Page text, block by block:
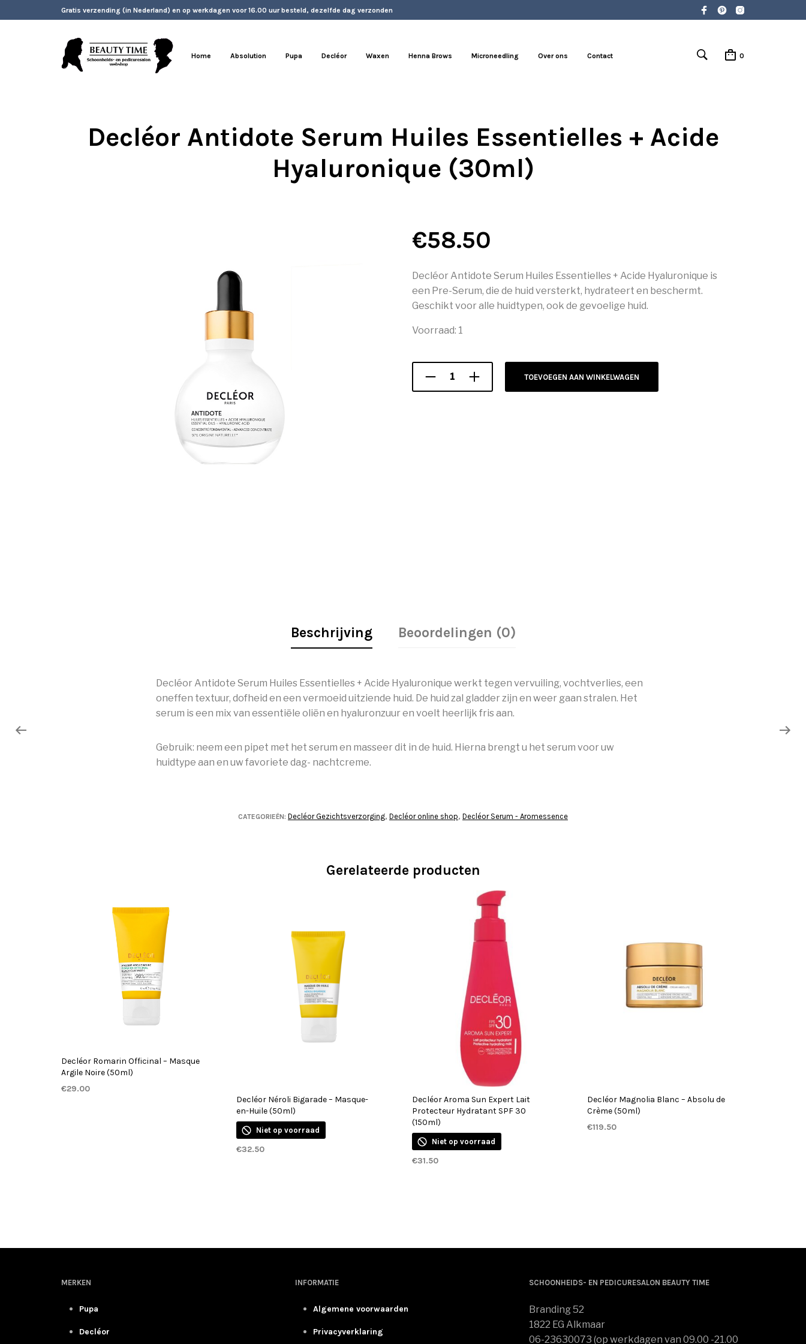
Gratis verzending (in Nederland) en op werkdagen voor 16.00 uur besteld, dezelfde dag verzonden
Home Absolution Pupa Decléor Waxen Henna Brows Microneedling Over ons Contact 0
Decléor Antidote Serum Huiles Essentielles + Acide
Hyaluronique (30ml)
€58.50
Decléor Antidote Serum Huiles Essentielles + Acide Hyaluronique is
een Pre-Serum, die de huid versterkt, hydrateert en beschermt.
Geschikt voor alle huidtypen, ook de gevoelige huid.
Voorraad: 1
TOEVOEGEN AAN WINKELWAGEN
Beschrijving Beoordelingen (0)
Decléor Antidote Serum Huiles Essentielles + Acide Hyaluronique werkt tegen vervuiling, vochtverlies, een
oneffen textuur, dofheid en een vermoeid uitziende huid. De huid zal gladder zijn en weer gaan stralen. Het
serum is een mix van essentiële oliën en hyaluronzuur en voelt heerlijk fris aan.
Gebruik: neem een pipet met het serum en masseer dit in de huid. Hierna brengt u het serum voor uw
huidtype aan en uw favoriete dag- nachtcreme.
CATEGORIEËN: Decléor Gezichtsverzorging, Decléor online shop, Decléor Serum - Aromessence
Gerelateerde producten
Decléor Romarin Officinal – Masque
Argile Noire (50ml)
€29.00
Decléor Néroli Bigarade – Masque-
en-Huile (50ml)
Niet op voorraad
€32.50
Decléor Aroma Sun Expert Lait
Protecteur Hydratant SPF 30
(150ml)
Niet op voorraad
€31.50
Decléor Magnolia Blanc – Absolu de
Crème (50ml)
€119.50
MERKEN
Pupa
Decléor
INFORMATIE
Algemene voorwaarden
Privacyverklaring
SCHOONHEIDS- EN PEDICURESALON BEAUTY TIME
Branding 52
1822 EG Alkmaar
06-23630073 (op werkdagen van 09.00 -21.00